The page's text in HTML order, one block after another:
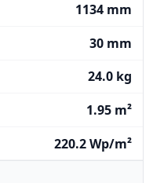
1134 mm
30 mm
24.0 kg
1.95 m²
220.2 Wp/m²